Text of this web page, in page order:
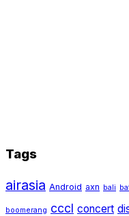
Tags
airasia Android axn bali
boomerang cccl concert